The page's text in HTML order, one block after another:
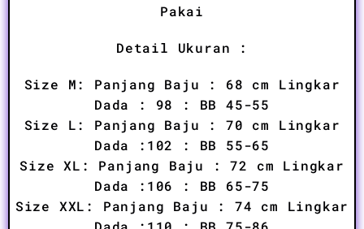
Pakai
Detail Ukuran :
Size M: Panjang Baju : 68 cm Lingkar
Dada : 98 : BB 45-55
Size L: Panjang Baju : 70 cm Lingkar
Dada :102 : BB 55-65
Size XL: Panjang Baju : 72 cm Lingkar
Dada :106 : BB 65-75
Size XXL: Panjang Baju : 74 cm Lingkar